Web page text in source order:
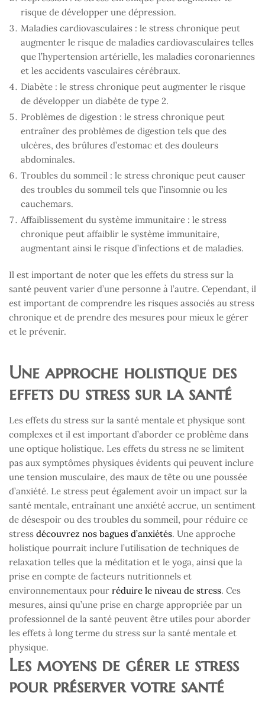
risque de développer une dépression.
Maladies cardiovasculaires : le stress chronique peut
augmenter le risque de maladies cardiovasculaires telles
que l’hypertension artérielle, les maladies coronariennes
et les accidents vasculaires cérébraux.
Diabète : le stress chronique peut augmenter le risque
de développer un diabète de type 2.
Problèmes de digestion : le stress chronique peut
entraîner des problèmes de digestion tels que des
ulcères, des brûlures d’estomac et des douleurs
abdominales.
Troubles du sommeil : le stress chronique peut causer
des troubles du sommeil tels que l’insomnie ou les
cauchemars.
Affaiblissement du système immunitaire : le stress
chronique peut affaiblir le système immunitaire,
augmentant ainsi le risque d’infections et de maladies.
Il est important de noter que les effets du stress sur la
santé peuvent varier d’une personne à l’autre. Cependant, il
est important de comprendre les risques associés au stress
chronique et de prendre des mesures pour mieux le gérer
et le prévenir.
Une approche holistique des
effets du stress sur la santé
Les effets du stress sur la santé mentale et physique sont
complexes et il est important d’aborder ce problème dans
une optique holistique. Les effets du stress ne se limitent
pas aux symptômes physiques évidents qui peuvent inclure
une tension musculaire, des maux de tête ou une poussée
d’anxiété. Le stress peut également avoir un impact sur la
santé mentale, entraînant une anxiété accrue, un sentiment
de désespoir ou des troubles du sommeil, pour réduire ce
stress découvrez nos bagues d’anxiétés. Une approche
holistique pourrait inclure l’utilisation de techniques de
relaxation telles que la méditation et le yoga, ainsi que la
prise en compte de facteurs nutritionnels et
environnementaux pour réduire le niveau de stress. Ces
mesures, ainsi qu’une prise en charge appropriée par un
professionnel de la santé peuvent être utiles pour aborder
les effets à long terme du stress sur la santé mentale et
physique.
Les moyens de gérer le stress
pour préserver votre santé